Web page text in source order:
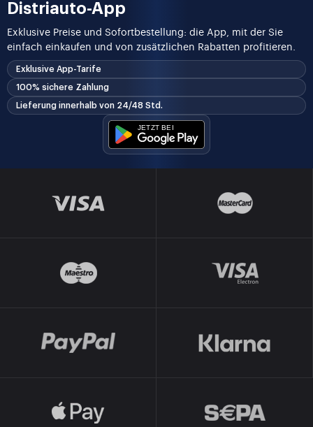
Distriauto-App
Exklusive Preise und Sofortbestellung: die App, mit der Sie
einfach einkaufen und von zusätzlichen Rabatten profitieren.
Exklusive App-Tarife
100% sichere Zahlung
Lieferung innerhalb von 24/48 Std.